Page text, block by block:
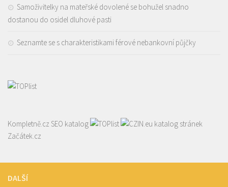
Samoživitelky na mateřské dovolené se bohužel snadno
dostanou do osidel dluhové pasti
Seznamte se s charakteristikami férové nebankovní půjčky
Kompletně.cz SEO katalog
katalog stránek
Začátek.cz
DALŠÍ